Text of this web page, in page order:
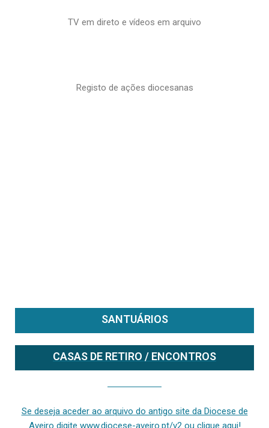
TV em direto e vídeos em arquivo
Registo de ações diocesanas
SANTUÁRIOS
CASAS DE RETIRO / ENCONTROS
Se deseja aceder ao arquivo do antigo site da Diocese de
Aveiro digite www.diocese-aveiro.pt/v2 ou clique aqui!